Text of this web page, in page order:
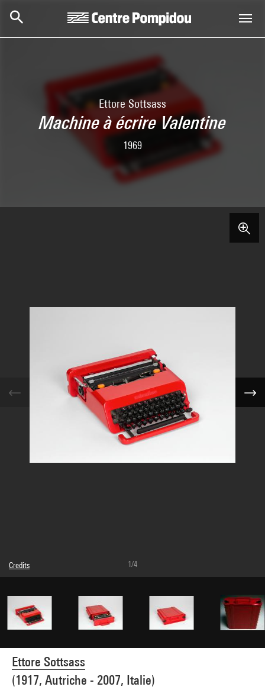
Ettore Sottsass
Machine à écrire Valentine
1969
Ettore Sottsass
(1917, Autriche - 2007, Italie)
Credits
© Adagp, Paris
Image presentation :
GrandPalaisRmnPhoto
1/4